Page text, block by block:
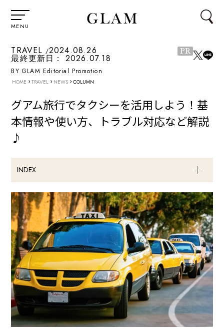
MENU
TRAVEL 2024.08.26
最終更新日： 2026.07.18
PR
BY GLAM Editorial Promotion
HOME › TRAVEL › NEWS › COLUMN
グアム旅行でタクシーを活用しよう！基
本情報や使い方、トラブル対応など解説
♪
INDEX